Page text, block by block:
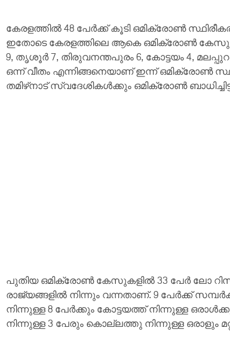
കേരളത്തിൽ 48 പേര്‍ക്ക് കൂടി ഒമിക്രോണ്‍
ഇതോടെ കേരളത്തിലെ ആകെ ഒമിക്രോൺ
9, തൃശൂര്‍ 7, തിരുവനന്തപുരം 6, കോട്ടയം 4,
ഒന്ന് വീതം എന്നിങ്ങനെയാണ് ഇന്ന് ഒമിക്രോണ്‍
തമിഴ്‌നാട് സ്വദേശികള്‍ക്കും ഒമിക്രോണ്‍
പുതിയ ഒമിക്രോൺ കേസുകളിൽ 33 പേര്‍ ലോ
രാജ്യങ്ങളില്‍ നിന്നും വന്നതാണ്. 9 പേര്‍ക്ക്
നിന്നുള്ള 8 പേര്‍ക്കും കോട്ടയത്ത് നിന്നുള്ള
നിന്നുള്ള 3 പേരും കൊല്ലത്തു നിന്നുള്ള ഒരാളും